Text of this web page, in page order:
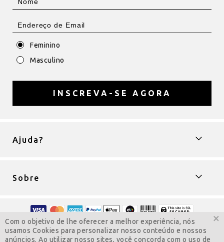
Feminino
Masculino
INSCREVA-SE AGORA
Ajuda?
Sobre
Copyright © 2009-2022 ColarComNome
Todos os direitos reservados.
Com o objetivo de lhe oferecer a melhor experiência, nós
usamos Cookies para personalizar nosso conteúdo e nossos
anúncios. Ao utilizar nosso sites, você concorda com o uso de
×